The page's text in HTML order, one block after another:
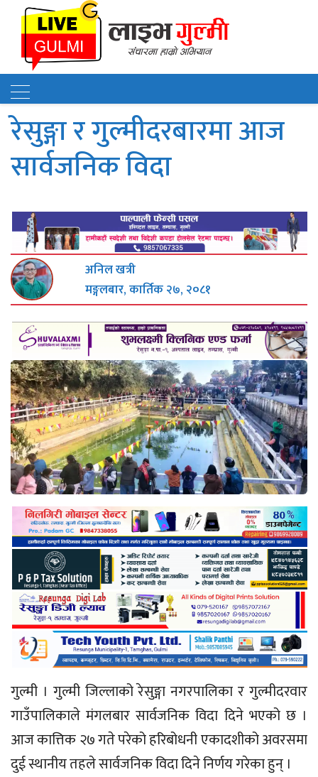
रेसुङ्गा र गुल्मीदरबारमा आज
सार्वजनिक विदा
अनिल खत्री
मङ्गलबार, कार्तिक २७, २०८१
गुल्मी । गुल्मी जिल्लाको रेसुङ्गा नगरपालिका र गुल्मीदरवार
गाउँपालिकाले मंगलबार सार्वजनिक विदा दिने भएको छ ।
आज कात्तिक २७ गते परेको हरिबोधनी एकादशीको अवरसमा
दुई स्थानीय तहले सार्वजनिक विदा दिने निर्णय गरेका हुन् ।